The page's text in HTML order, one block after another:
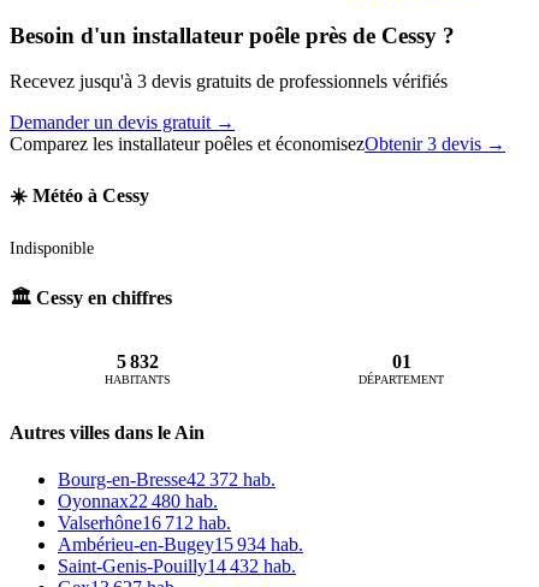
Besoin d'un installateur poêle près de Cessy ?
Recevez jusqu'à 3 devis gratuits de professionnels vérifiés
Demander un devis gratuit →
Comparez les installateur poêles et économisezObtenir 3 devis →
☀️ Météo à Cessy
Indisponible
🏛️ Cessy en chiffres
5 832
HABITANTS
01
DÉPARTEMENT
Autres villes dans le Ain
Bourg-en-Bresse42 372 hab.
Oyonnax22 480 hab.
Valserhône16 712 hab.
Ambérieu-en-Bugey15 934 hab.
Saint-Genis-Pouilly14 432 hab.